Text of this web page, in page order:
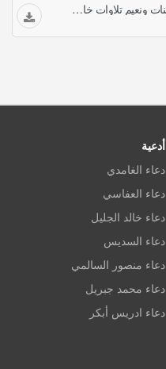
ياسر الدوسري إن المتقين في جنات ونعيم تلاوات خاشعة
أدعية
دعاء الغامدي
دعاء العفاسي
دعاء خالد الجليل
دعاء السديس
دعاء منصور السالمي
دعاء محمد جبريل
دعاء ادريس أبكر